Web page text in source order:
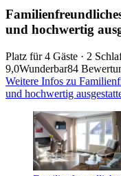
und hochwertig
Platz für 4 Gäste · 2
9,0Wunderbar84
Weitere Infos zu
und hochwertig